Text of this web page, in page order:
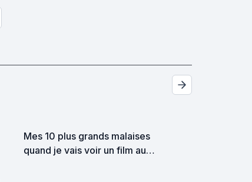
Mes 10 plus grands malaises
quand je vais voir un film au